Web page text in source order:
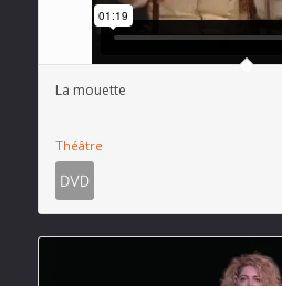
La mouette
Théâtre